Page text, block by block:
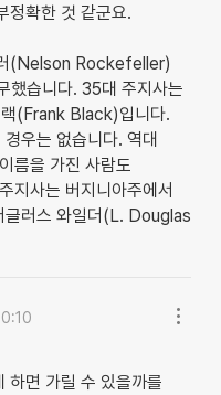
정확한 것 같군요.
(Nelson Rockefeller)
습니다. 35대 주지사는
(Frank Black)입니다.
우는 없습니다. 역대
름을 가진 사람도
지사는 버지니아주에서
러스 와일더(L. Douglas
하면 가릴 수 있을까를